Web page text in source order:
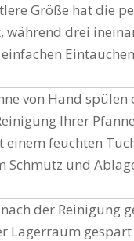
Größe hat die
während drei
von Hand
Ihrer
einem feuchten
Schmutz und
der Reinigung
Lagerraum